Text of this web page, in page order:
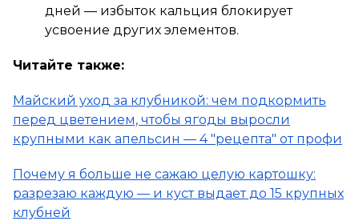
дней — избыток кальция блокирует
усвоение других элементов.
Читайте также:
Майский уход за клубникой: чем подкормить
перед цветением, чтобы ягоды выросли
крупными как апельсин — 4 "рецепта" от профи
Почему я больше не сажаю целую картошку:
разрезаю каждую — и куст выдает до 15 крупных
клубней